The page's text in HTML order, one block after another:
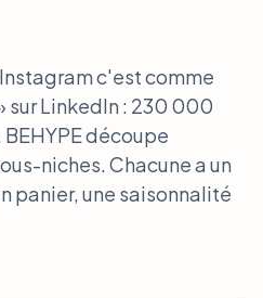
c'est comme
sur LinkedIn : 230 000
découpe
niches. Chacune a un
panier, une saisonnalité